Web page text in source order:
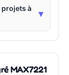
projets à
▾
MAX7221